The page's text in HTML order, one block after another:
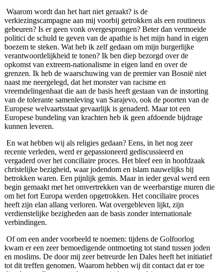
Waarom wordt dan het hart niet geraakt? is de
verkiezingscampagne aan mij voorbij getrokken als een routineus
gebeuren? Is er geen vonk overgesprongen? Beter dan vermoeide
politici de schuld te geven van de apathie is het mijn hand in eigen
boezem te steken. Wat heb ik zelf gedaan om mijn burgerlijke
verantwoordelijkheid te tonen? Ik ben diep bezorgd over de
opkomst van extreem‑nationalisme in eigen land en over de
grenzen. Ik heb de waarschuwing van de premier van Bosnië niet
naast me neergelegd, dat het monster van racisme en
vreemdelingenhaat die aan de basis heeft gestaan van de instorting
van de tolerante samenleving van Sarajevo, ook de poorten van de
Europese welvaartsstaat gevaarlijk is genaderd. Maar tot een
Europese bundeling van krachten heb ik geen afdoende bijdrage
kunnen leveren.
En wat hebben wij als religies gedaan? Eens, in het nog zeer
recente verleden, werd er gepassioneerd gediscussieerd en
vergaderd over het conciliaire proces. Het bleef een in hoofdzaak
christelijke bezigheid, waar jodendom en islam nauwelijks bij
betrokken waren. Een pijnlijk gemis. Maar in ieder geval werd een
begin gemaakt met het omvertrekken van de weerbarstige muren die
om het fort Europa werden opgetrokken. Het conciliaire proces
heeft zijn elan allang verloren. Wat overgebleven lijkt, zijn
verdienstelijke bezigheden aan de basis zonder internationale
verbindingen.
Of om een ander voorbeeld te noemen: tijdens de Golfoorlog
kwam er een zeer bemoedigende ontmoeting tot stand tussen joden
en moslims. De door mij zeer betreurde Ien Dales heeft het initiatief
tot dit treffen genomen. Waarom hebben wij dit contact dat er toe